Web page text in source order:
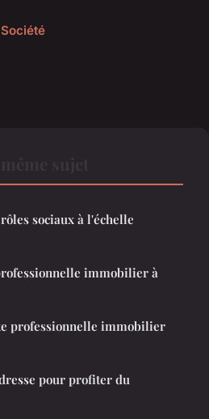
sociaux à l'échelle
immobilier à
professionnelle immobilier
pour profiter du